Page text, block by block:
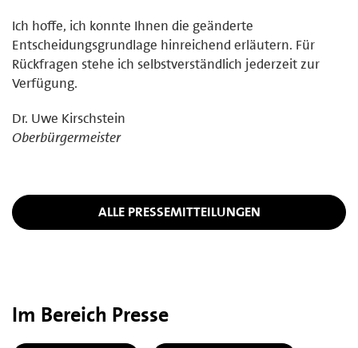
Ich hoffe, ich konnte Ihnen die geänderte
Entscheidungsgrundlage hinreichend erläutern. Für
Rückfragen stehe ich selbstverständlich jederzeit zur
Verfügung.
Dr. Uwe Kirschstein
Oberbürgermeister
ALLE PRESSEMITTEILUNGEN
Im Bereich Presse